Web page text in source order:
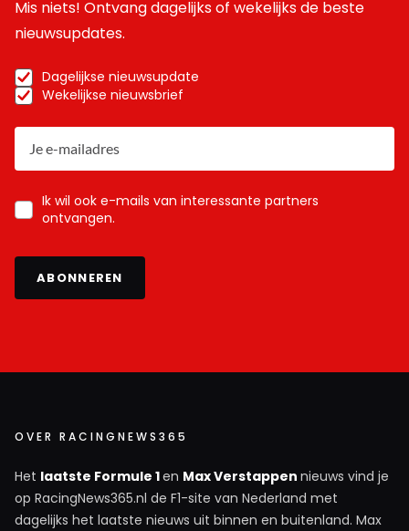
Mis niets! Ontvang dagelijks of wekelijks de beste
nieuwsupdates.
Dagelijkse nieuwsupdate
Wekelijkse nieuwsbrief
Ik wil ook e-mails van interessante partners
ontvangen.
ABONNEREN
OVER RACINGNEWS365
Het laatste Formule 1en Max Verstappen nieuws vind je
op RacingNews365.nl de F1-site van Nederland met
dagelijks het laatste nieuws uit binnen en buitenland. Max